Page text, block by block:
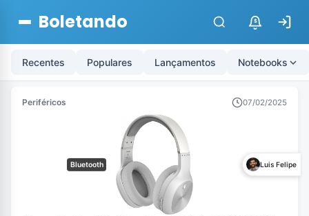
Boletando $
Recentes Populares Lançamentos Notebooks
Periféricos 07/02/2025
Bluetooth Luis Felipe